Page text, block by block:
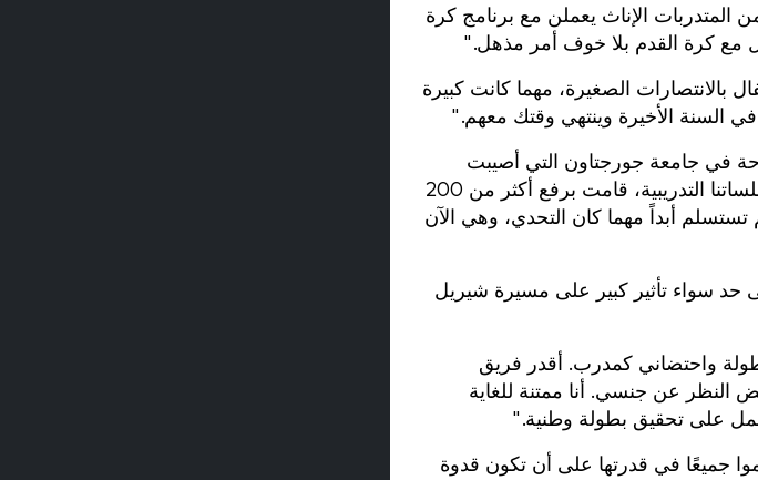
المتدربات الإناث يعملن مع برنامج كرة
مع كرة القدم بلا خوف أمر مذهل."
بالانتصارات الصغيرة، مهما كانت كبيرة
السنة الأخيرة وينتهي وقتك معهم."
في جامعة جورجتاون التي أصيبت
بالشلل في سنتها الأولى، لكنها رفضت الجلوس وقبول الهزيمة. "خلال إحدى جلساتنا التدريبية، قامت برفع أكثر من 200
لم تستسلم أبداً مهما كان التحدي، وهي الآن
حد سواء تأثير كبير على مسيرة شيريل
واحتضاني كمدرب. أقدر فريق
النظر عن جنسي. أنا ممتنة للغاية
نعمل على تحقيق بطولة وطنية."
جميعًا في قدرتها على أن تكون قدوة